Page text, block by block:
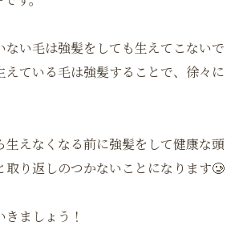
ない毛は強髪をしても生えてこないで
えている毛は強髪することで、徐々に
生えなくなる前に強髪をして健康な頭
取り返しのつかないことになります🥲
ましょう！